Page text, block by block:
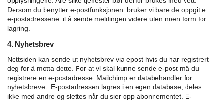
Dersom du benytter e-postfunksjonen, bruker vi bare de oppgitte
e-postadressene til å sende meldingen videre uten noen form for
lagring.
4. Nyhetsbrev
Nettsiden kan sende ut nyhetsbrev via epost hvis du har registrert
deg for å motta dette. For at vi skal kunne sende e-post må du
registrere en e-postadresse. Mailchimp er databehandler for
nyhetsbrevet. E-postadressen lagres i en egen database, deles
ikke med andre og slettes når du sier opp abonnementet. E-